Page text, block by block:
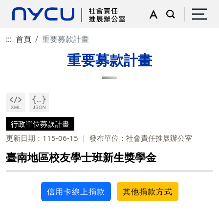
::: 首頁 重要募款計畫
重要募款計畫
行政單位募款計畫
更新日期：115-06-15
發布單位：社會責任推展辦公室
臺南地區校友學士班新生獎學金
信用卡線上捐款 其他捐款方式